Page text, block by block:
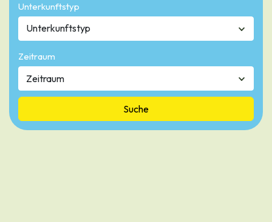
Unterkunftstyp
Unterkunftstyp
Zeitraum
Suche